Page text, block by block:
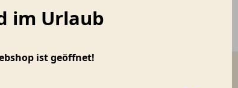
im Urlaub
ist geöffnet!
auch angesehen